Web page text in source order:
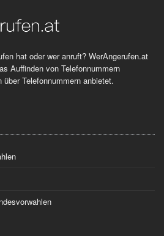
hat oder wer anruft? WerAngerufen.at
Auffinden von Telefonnummern
Telefonnummern anbietet.